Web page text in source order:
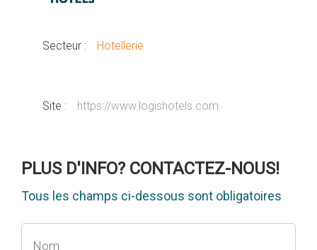
Secteur : Hotellerie
Site : https://www.logishotels.com
PLUS D'INFO? CONTACTEZ-NOUS!
Tous les champs ci-dessous sont obligatoires